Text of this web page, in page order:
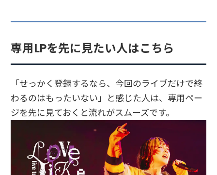
専用LPを先に見たい人はこちら
「せっかく登録するなら、今回のライブだけで終
わるのはもったいない」と感じた人は、専用ペー
ジを先に見ておくと流れがスムーズです。